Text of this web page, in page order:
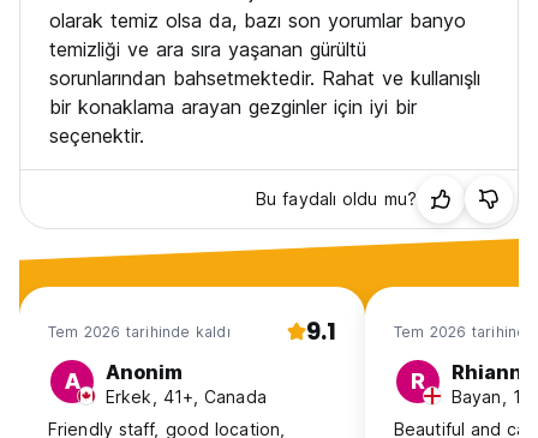
olarak temiz olsa da, bazı son yorumlar banyo
temizliği ve ara sıra yaşanan gürültü
sorunlarından bahsetmektedir. Rahat ve kullanışlı
bir konaklama arayan gezginler için iyi bir
seçenektir.
Bu faydalı oldu mu?
Tem 2026 tarihinde kaldı 9.1
A Anonim
Erkek, 41+, Canada
Friendly staff, good location,
Tem 2026 tarihinde
R
Bayan,
Beautiful and